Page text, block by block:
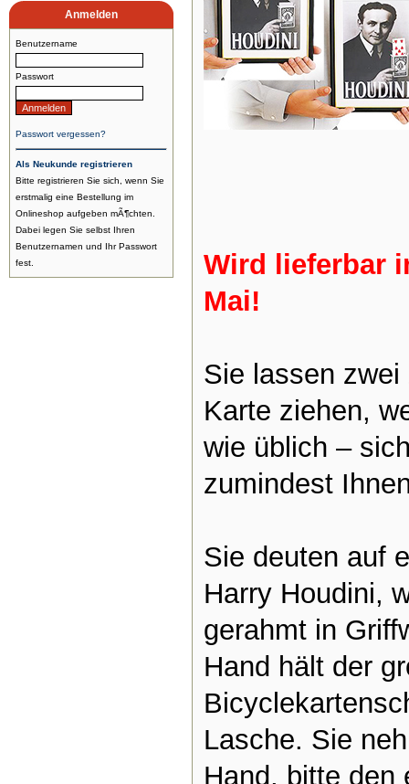
Anmelden
Benutzername
Passwort
Passwort vergessen?
Als Neukunde registrieren
Bitte registrieren Sie sich, wenn Sie
erstmalig eine Bestellung im
Onlineshop aufgeben mÃ¶chten.
Dabei legen Sie selbst Ihren
Benutzernamen und Ihr Passwort
fest.
Wird lieferbar
Mai!
Sie lassen
Karte ziehen,
wie üblich –
zumindest
Sie deuten auf
Harry Houdini,
gerahmt in
Hand hält der
Lasche. Sie
Hand, bitte den